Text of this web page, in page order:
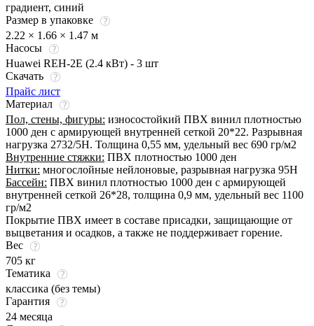
градиент, синий
Размер в упаковке
2.22 × 1.66 × 1.47 м
Насосы
Huawei REH-2E (2.4 кВт) - 3 шт
Скачать
Прайс лист
Материал
Пол, стены, фигуры: износостойкий ПВХ винил плотностью
1000 ден с армирующей внутренней сеткой 20*22. Разрывная
нагрузка 2732/5Н. Толщина 0,55 мм, удельный вес 690 гр/м2
Внутренние стяжки: ПВХ плотностью 1000 ден
Нитки: многослойные нейлоновые, разрывная нагрузка 95Н
Бассейн: ПВХ винил плотностью 1000 ден с армирующей
внутренней сеткой 26*28, толщина 0,9 мм, удельный вес 1100
гр/м2
Покрытие ПВХ имеет в составе присадки, защищающие от
выцветания и осадков, а также не поддерживает горение.
Вес
705 кг
Тематика
классика (без темы)
Гарантия
24 месяца